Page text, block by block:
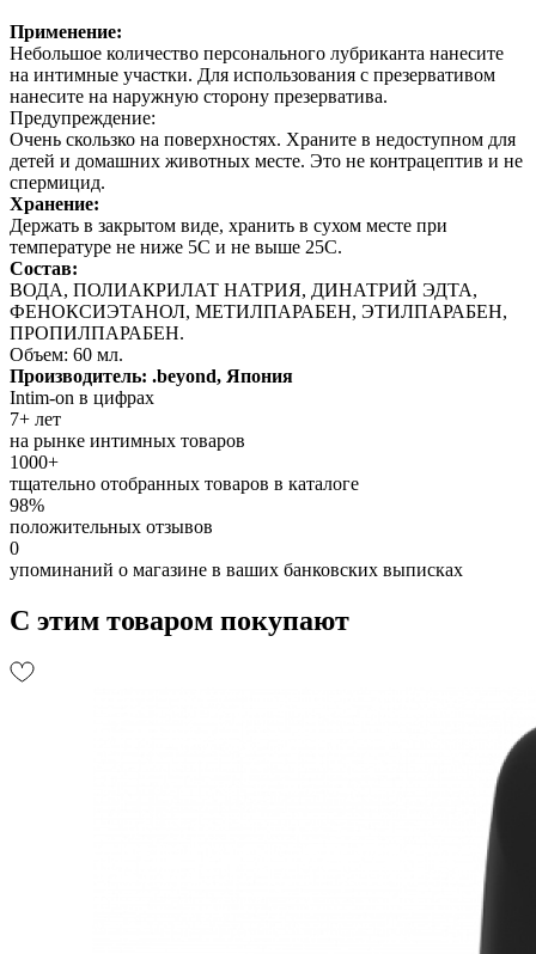
Применение:
Небольшое количество персонального лубриканта нанесите
на интимные участки. Для использования с презервативом
нанесите на наружную сторону презерватива.
Предупреждение:
Очень скользко на поверхностях. Храните в недоступном для
детей и домашних животных месте. Это не контрацептив и не
спермицид.
Хранение:
Держать в закрытом виде, хранить в сухом месте при
температуре не ниже 5С и не выше 25С.
Состав:
ВОДА, ПОЛИАКРИЛАТ НАТРИЯ, ДИНАТРИЙ ЭДТА,
ФЕНОКСИЭТАНОЛ, МЕТИЛПАРАБЕН, ЭТИЛПАРАБЕН,
ПРОПИЛПАРАБЕН.
Объем: 60 мл.
Производитель: .beyond, Япония
Intim-on в цифрах
7+ лет
на рынке интимных товаров
1000+
тщательно отобранных товаров в каталоге
98%
положительных отзывов
0
упоминаний о магазине в ваших банковских выписках
С этим товаром покупают